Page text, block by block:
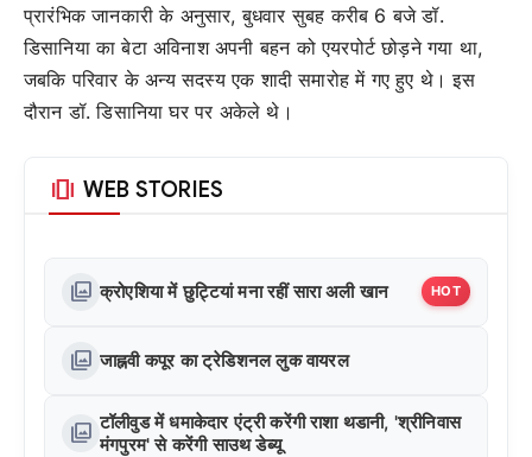
प्रारंभिक जानकारी के अनुसार, बुधवार सुबह करीब 6 बजे डॉ.
डिसानिया का बेटा अविनाश अपनी बहन को एयरपोर्ट छोड़ने गया था,
जबकि परिवार के अन्य सदस्य एक शादी समारोह में गए हुए थे। इस
दौरान डॉ. डिसानिया घर पर अकेले थे।
amp_stories WEB STORIES
photo_library क्रोएशिया में छुट्टियां मना रहीं सारा अली खान HOT
photo_library जाह्नवी कपूर का ट्रेडिशनल लुक वायरल
photo_library टॉलीवुड में धमाकेदार एंट्री करेंगी राशा थडानी, 'श्रीनिवास
मंगपुरम' से करेंगी साउथ डेब्यू